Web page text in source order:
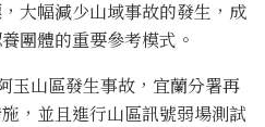
大幅減少山域事故的發生，成
團體的重要參考模式。
玉山區發生事故，宜蘭分署再
，並且進行山區訊號弱場測試